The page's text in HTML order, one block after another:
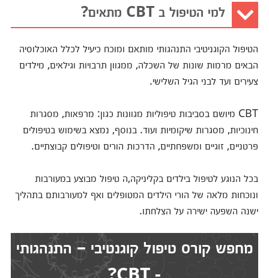
למי הטיפול ב CBT מתאים?
הטיפול הקוגניטיבי התנהגותי מותאם ומוכח כיעיל לכלל האוכלוסיה
הבאים מרמות שונות של השכלה, ממגוון תרבויות וגילאים, מילדים
צעירים ועד לבני הגיל השלישי.
CBT מיושם בסביבות טיפוליות מגוונות כגון: מרפאות, מסגרות
חינוכיות, מסגרות שיקומיות ועוד. בנוסף, נמצא בשימוש בטיפולים
פרטניים, זוגיים ומשפחתיים, הדרכות הורים וטיפולים קבוצתיים.
בכל הנוגע לטיפול בילדים בקליניקה,ה טיפול מבוצע במעורבות
ונוכחות מלאה של הורי הילדים המטופלים ואף למעורבותם בתהליך
ישנה השפעה ישירה על הצלחתו.
מחפש קורס טיפול קוגנטיבי – התנהגותי